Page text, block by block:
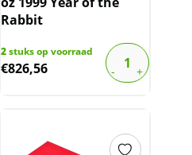
Rabbit
2stuks op voorraad
€826,56